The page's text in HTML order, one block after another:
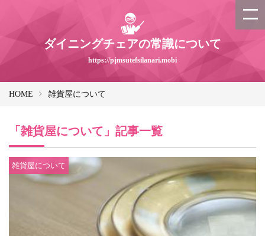
ダイニングチェアの常識について
https://pjmsutefsilanari.mobi
HOME 雑貨屋について
「雑貨屋について」記事一覧
雑貨屋について